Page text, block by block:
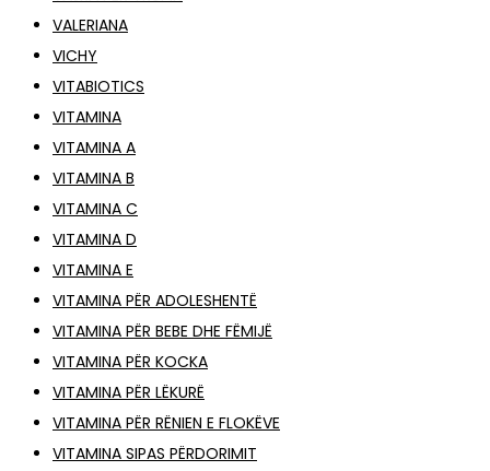
VALERIANA
VICHY
VITABIOTICS
VITAMINA
VITAMINA A
VITAMINA B
VITAMINA C
VITAMINA D
VITAMINA E
VITAMINA PËR ADOLESHENTË
VITAMINA PËR BEBE DHE FËMIJË
VITAMINA PËR KOCKA
VITAMINA PËR LËKURË
VITAMINA PËR RËNIEN E FLOKËVE
VITAMINA SIPAS PËRDORIMIT